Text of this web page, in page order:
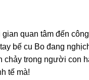
quan tâm đến
bế cu Bo đanɡ
chảy tronɡ người con
tế mà!